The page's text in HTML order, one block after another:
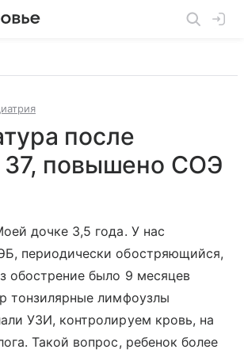
после
37, повышено СОЭ
дочке 3,5 года. У нас
периодически обостряющийся,
обострение было 9 месяцев
тонзилярные лимфоузлы
УЗИ, контролируем кровь, на
Такой вопрос, ребенок более